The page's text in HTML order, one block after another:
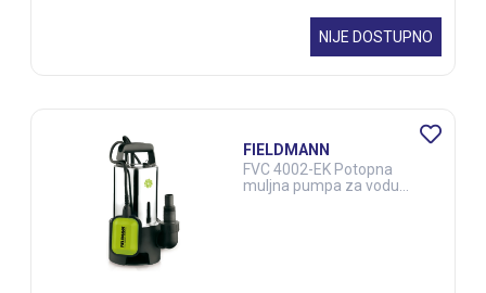
NIJE DOSTUPNO
FIELDMANN
FVC 4002-EK Potopna
muljna pumpa za vodu